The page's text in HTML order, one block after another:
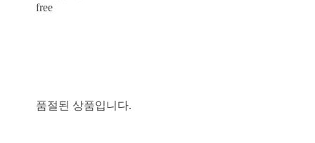
free
품절된 상품입니다.